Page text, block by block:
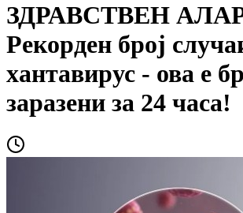
ЗДРАВСТВЕН
Рекорден број
хантавирус - ова е
заразени за 24 часа!